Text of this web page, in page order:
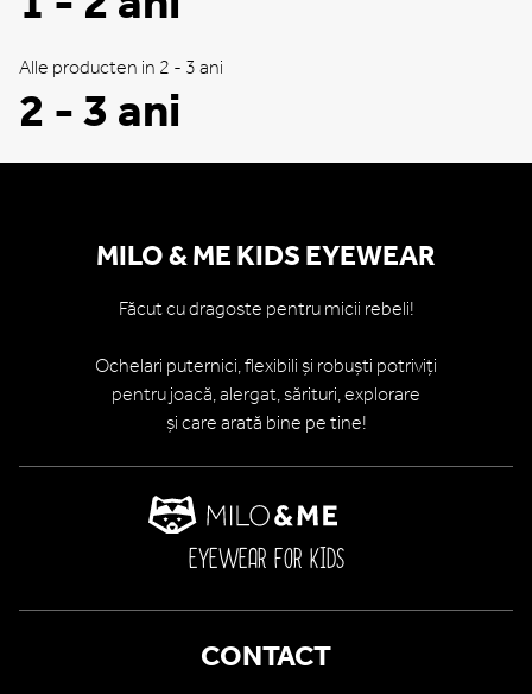
Alle producten in 2 - 3 ani
2 - 3 ani
MILO & ME KIDS EYEWEAR
Făcut cu dragoste pentru micii rebeli!
Ochelari puternici, flexibili și robuști potriviți
pentru joacă, alergat, sărituri, explorare
și care arată bine pe tine!
EYEWEAR FOR KIDS
CONTACT